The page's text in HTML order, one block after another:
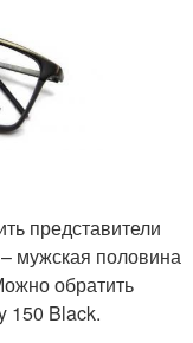
представители
мужская половина
обратить
150 Black.